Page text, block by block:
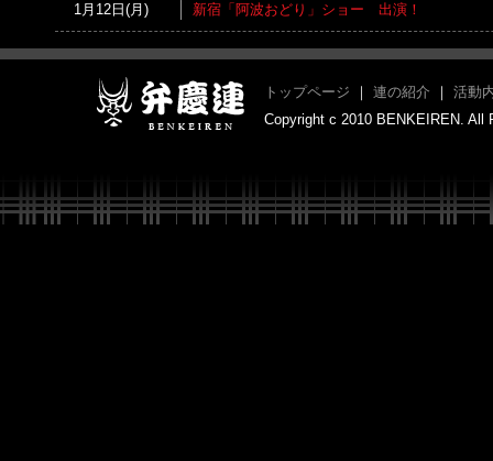
1月12日(月) 新宿「阿波おどり」ショー 出演！
トップページ ｜ 連の紹介 ｜ 活動
Copyright c 2010 BENKEIREN. All